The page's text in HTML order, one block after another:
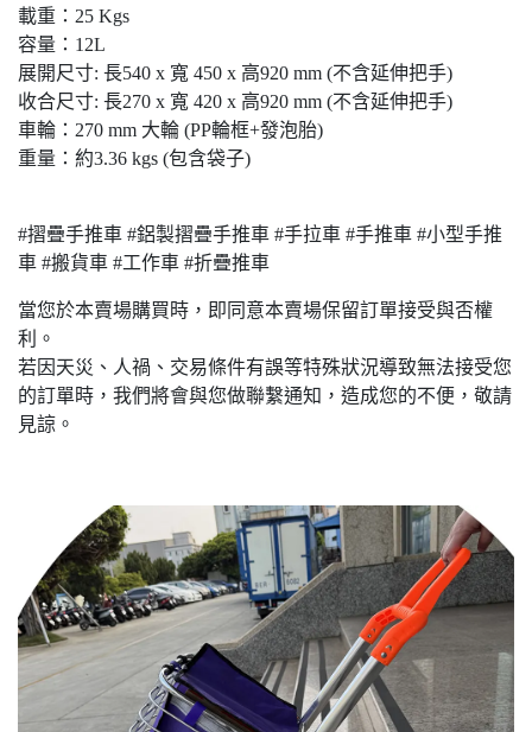
載重：25 Kgs
容量：12L
展開尺寸: 長540 x 寬 450 x 高920 mm (不含延伸把手)
收合尺寸: 長270 x 寬 420 x 高920 mm (不含延伸把手)
車輪：270 mm 大輪 (PP輪框+發泡胎)
重量：約3.36 kgs (包含袋子)
#摺疊手推車 #鋁製摺疊手推車 #手拉車 #手推車 #小型手推
車 #搬貨車 #工作車 #折疊推車
當您於本賣場購買時，即同意本賣場保留訂單接受與否權
利。
若因天災、人禍、交易條件有誤等特殊狀況導致無法接受您
的訂單時，我們將會與您做聯繫通知，造成您的不便，敬請
見諒。